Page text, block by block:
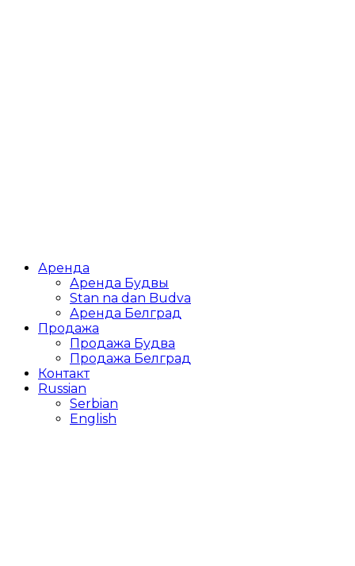
Аренда
Аренда Будвы
Stan na dan Budva
Аренда Белград
Продажа
Продажа Будва
Продажа Белград
Контакт
Russian
Serbian
English